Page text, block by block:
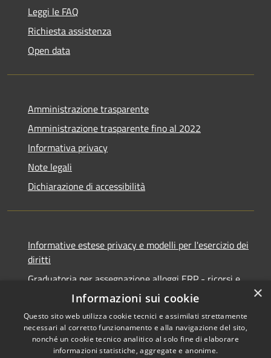
Leggi le FAQ
Richiesta assistenza
Open data
Amministrazione trasparente
Amministrazione trasparente fino al 2022
Informativa privacy
Note legali
Dichiarazione di accessibilità
Informative estese privacy e modelli per l'esercizio dei
diritti
Graduatoria per assegnazione alloggi ERP - ricorsi e
Copyright © 2026 • Comune di
×
Informazioni sui cookie
Questo sito web utilizza cookie tecnici e assimilati strettamente
necessari al corretto funzionamento e alla navigazione del sito,
nonché un cookie tecnico analitico al solo fine di elaborare
informazioni statistiche, aggregate e anonime.